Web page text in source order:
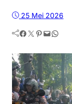
25 Mei 2026
Facebook Twitter Pinterest Mail WhatsApp